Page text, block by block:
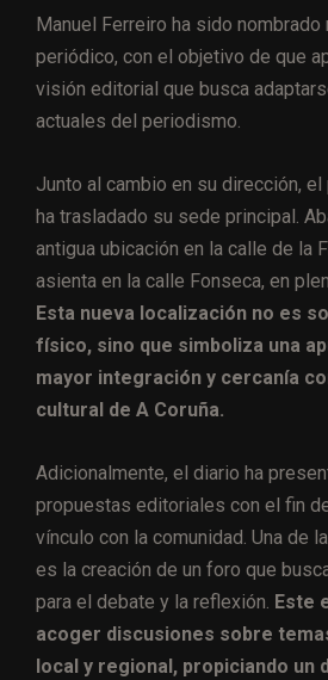
Manuel Ferreiro ha sido
periódico, con el objetivo de que
visión editorial que busca
actuales del periodismo.
Junto al cambio en su dirección,
ha trasladado su sede principal.
antigua ubicación en la calle de la
asienta en la calle Fonseca, en
Esta nueva localización no es
físico, sino que simboliza una
mayor integración y cercanía
cultural de A Coruña.
Adicionalmente, el diario ha
propuestas editoriales con el fin
vínculo con la comunidad. Una de
es la creación de un foro que
para el debate y la reflexión. Este
acoger discusiones sobre
local y regional, propiciando un